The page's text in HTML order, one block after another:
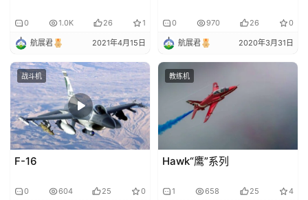
0 1.0K 26 1
航展君 2021年4月15日
0 970 26 0
航展君 2020年3月31日
战斗机
F-16
0 604 25 0
教练机
Hawk“鹰”系列
1 658 25 4